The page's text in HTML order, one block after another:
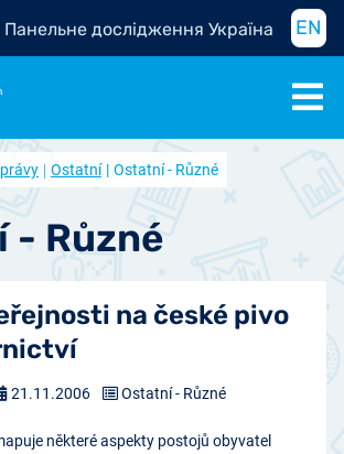
Панельне дослідження Україна EN
Ostatní Ostatní - Různé
- Různé
na české pivo
některé aspekty postojů obyvatel
21.11.2006 Ostatní - Různé